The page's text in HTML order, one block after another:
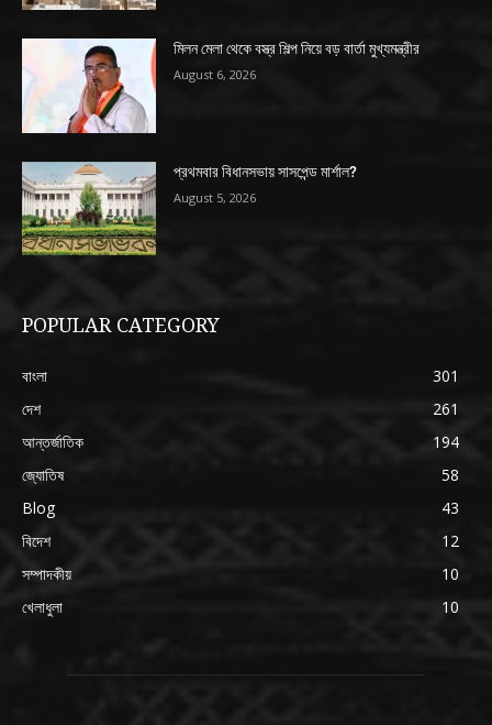
মিলন মেলা থেকে বস্ত্র শিল্প নিয়ে বড় বার্তা মুখ্যমন্ত্রীর
August 6, 2026
প্রথমবার বিধানসভায় সাসপেন্ড মার্শাল?
August 5, 2026
POPULAR CATEGORY
বাংলা
301
দেশ
261
আন্তর্জাতিক
194
জ্যোতিষ
58
Blog
43
বিদেশ
12
সম্পাদকীয়
10
খেলাধুলা
10